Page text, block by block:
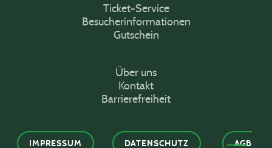
Ticket-Service
Besucherinformationen
Gutschein
Über uns
Kontakt
Barrierefreiheit
IMPRESSUM DATENSCHUTZ AGB